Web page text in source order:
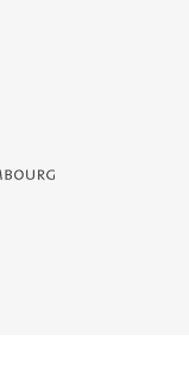
- Service